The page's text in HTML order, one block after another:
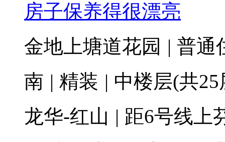
房子保养得很漂亮
金地上塘道花园 | 普通
南 | 精装 | 中楼层(共
龙华-红山 | 距6号线上